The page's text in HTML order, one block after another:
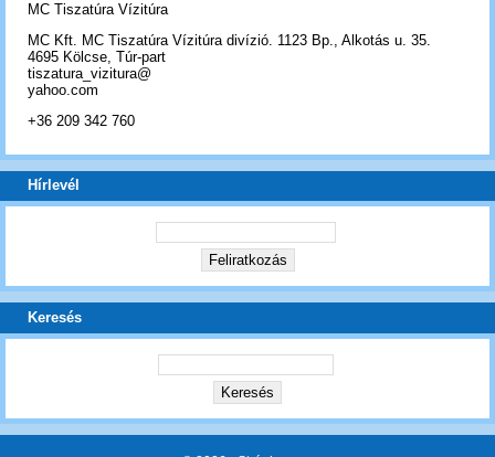
MC Tiszatúra Vízitúra
MC Kft. MC Tiszatúra Vízitúra divízió. 1123 Bp., Alkotás u. 35.
4695 Kölcse, Túr-part
tiszatura_vizitura@
yahoo.com
+36 209 342 760
Hírlevél
Keresés